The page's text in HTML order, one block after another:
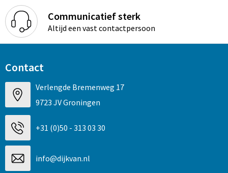
Communicatief sterk
Altijd een vast contactpersoon
Contact
Verlengde Bremenweg 17
9723 JV Groningen
+31 (0)50 - 313 03 30
info@dijkvan.nl